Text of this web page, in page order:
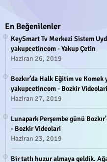
En Beğenilenler
KeySmart Tv Merkezi Sistem
yakupcetincom - Yakup Çetin
Haziran 26, 2019
Bozkır’da Halk Eğitim ve
yakupcetincom - Bozkir Videolari
Haziran 27, 2019
Lunapark Perşembe günü
- Bozkir Videolari
Haziran 23, 2019
Bir tatlı huzur almaya geldik.